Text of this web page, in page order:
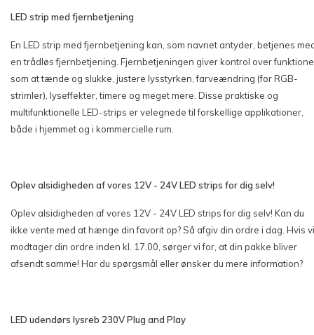
LED strip med fjernbetjening
En LED strip med fjernbetjening kan, som navnet antyder, betjenes
en trådløs fjernbetjening. Fjernbetjeningen giver kontrol over
som at tænde og slukke, justere lysstyrken, farveændring (for RGB-
strimler), lyseffekter, timere og meget mere. Disse praktiske og
multifunktionelle LED-strips er velegnede til forskellige applikationer,
både i hjemmet og i kommercielle rum.
Oplev alsidigheden af vores 12V - 24V LED strips for dig selv!
Oplev alsidigheden af vores 12V - 24V LED strips for dig selv! Kan du
ikke vente med at hænge din favorit op? Så afgiv din ordre i dag. Hvis vi
modtager din ordre inden kl. 17.00, sørger vi for, at din pakke bliver
afsendt samme! Har du spørgsmål eller ønsker du mere information?
LED udendørs lysreb 230V Plug and Play